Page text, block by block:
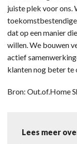
juiste plek voor ons.
dat op een manier
willen. We bouwen
actief
klanten nog beter te
Bron: Out.of.Home
Lees meer